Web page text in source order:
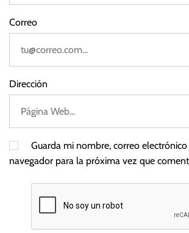
i
a
d
e
Correo
Dirección
Guarda mi nombre, correo
navegador para la próxima vez que